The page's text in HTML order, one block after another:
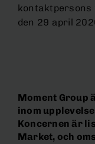
den 29 april
Moment Group
inom
Koncernen är
Market, och